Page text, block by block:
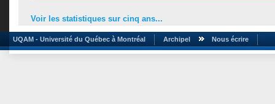
Voir les statistiques sur cinq ans...
UQAM - Université du Québec à Montréal Archipel Nous écrire